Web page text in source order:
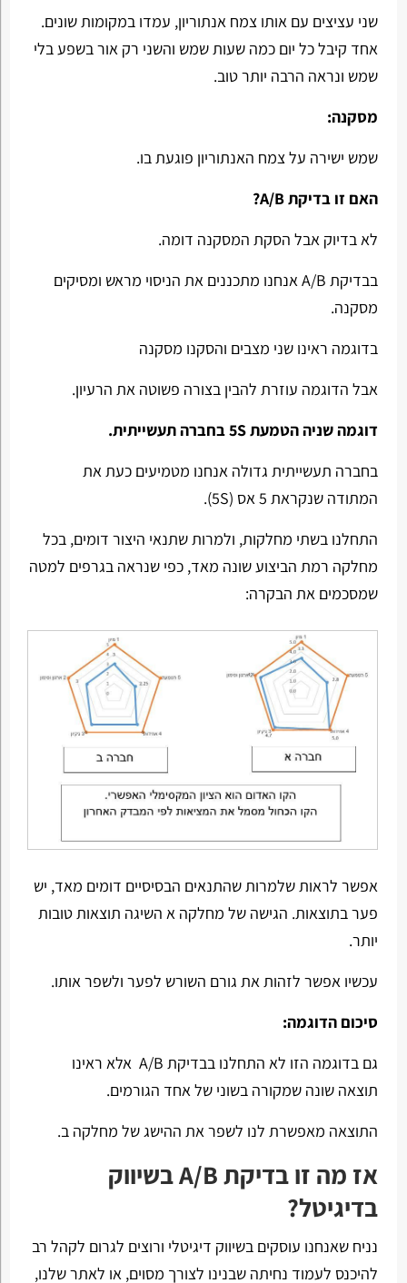
שני עציצים עם אותו צמח אנתוריון, עמדו במקומות שונים.
אחד קיבל כל יום כמה שעות שמש והשני רק אור בשפע בלי
שמש ונראה הרבה יותר טוב.
מסקנה:
שמש ישירה על צמח האנתוריון פוגעת בו.
האם זו בדיקת A/B?
לא בדיוק אבל הסקת המסקנה דומה.
בבדיקת A/B אנחנו מתכננים את הניסוי מראש ומסיקים
מסקנה.
בדוגמה ראינו שני מצבים והסקנו מסקנה
אבל הדוגמה עוזרת להבין בצורה פשוטה את הרעיון.
דוגמה שניה הטמעת 5S בחברה תעשייתית.
בחברה תעשייתית גדולה אנחנו מטמיעים כעת את
המתודה שנקראת 5 אס (5S).
התחלנו בשתי מחלקות, ולמרות שתנאי היצור דומים, בכל
מחלקה רמת הביצוע שונה מאד, כפי שנראה בגרפים למטה
שמסכמים את הבקרה:
אפשר לראות שלמרות שהתנאים הבסיסיים דומים מאד, יש
פער בתוצאות. הגישה של מחלקה א השיגה תוצאות טובות
יותר.
עכשיו אפשר לזהות את גורם השורש לפער ולשפר אותו.
סיכום הדוגמה:
גם בדוגמה הזו לא התחלנו בבדיקת A/B אלא ראינו
תוצאה שונה שמקורה בשוני של אחד הגורמים.
התוצאה מאפשרת לנו לשפר את ההישג של מחלקה ב.
אז מה זו בדיקת A/B בשיווק
בדיגיטל?
נניח שאנחנו עוסקים בשיווק דיגיטלי ורוצים לגרום לקהל רב
להיכנס לעמוד נחיתה שבנינו לצורך מסוים, או לאתר שלנו,